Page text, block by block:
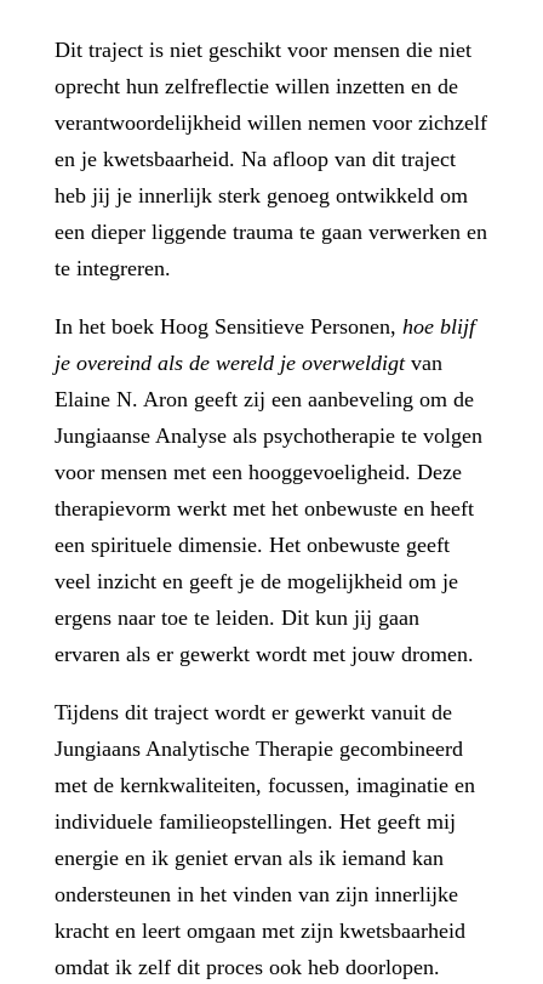
Dit traject is niet geschikt voor mensen die niet
oprecht hun zelfreflectie willen inzetten en de
verantwoordelijkheid willen nemen voor zichzelf
en je kwetsbaarheid. Na afloop van dit traject
heb jij je innerlijk sterk genoeg ontwikkeld om
een dieper liggende trauma te gaan verwerken en
te integreren.
In het boek Hoog Sensitieve Personen, hoe blijf
je overeind als de wereld je overweldigtvan
Elaine N. Aron geeft zij een aanbeveling om de
Jungiaanse Analyse als psychotherapie te volgen
voor mensen met een hooggevoeligheid. Deze
therapievorm werkt met het onbewuste en heeft
een spirituele dimensie. Het onbewuste geeft
veel inzicht en geeft je de mogelijkheid om je
ergens naar toe te leiden. Dit kun jij gaan
ervaren als er gewerkt wordt met jouw dromen.
Tijdens dit traject wordt er gewerkt vanuit de
Jungiaans Analytische Therapie gecombineerd
met de kernkwaliteiten, focussen, imaginatie en
individuele familieopstellingen. Het geeft mij
energie en ik geniet ervan als ik iemand kan
ondersteunen in het vinden van zijn innerlijke
kracht en leert omgaan met zijn kwetsbaarheid
omdat ik zelf dit proces ook heb doorlopen.